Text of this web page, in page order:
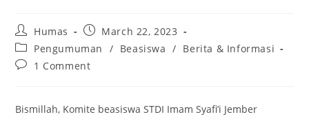
Post
author:
Humas
Post
published:
March 22, 2023
Post
category:
Pengumuman / Beasiswa / Berita & Informasi
Post1 Comment
Bismillah, Komite beasiswa STDI Imam Syafi’i Jember